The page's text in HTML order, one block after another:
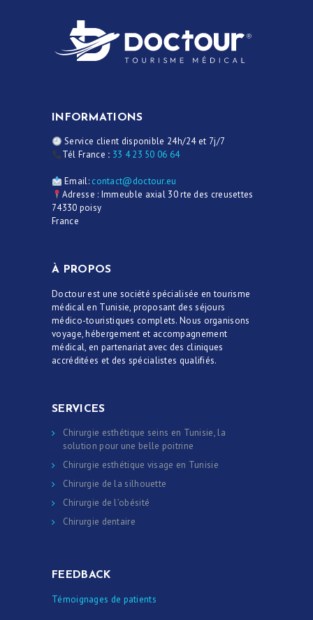
INFORMATIONS
Service client disponible 24h/24 et 7j/7
Tél France : 33 4 23 50 06 64
Email: contact@doctour.eu
Adresse : Immeuble axial 30 rte des creusettes
74330 poisy
France
À PROPOS
Doctour est une société spécialisée en tourisme
médical en Tunisie, proposant des séjours
médico-touristiques complets. Nous organisons
voyage, hébergement et accompagnement
médical, en partenariat avec des cliniques
accréditées et des spécialistes qualifiés.
SERVICES
Chirurgie esthétique seins en Tunisie, la
solution pour une belle poitrine
Chirurgie esthétique visage en Tunisie
Chirurgie de la silhouette
Chirurgie de l’obésité
Chirurgie dentaire
FEEDBACK
Témoignages de patients